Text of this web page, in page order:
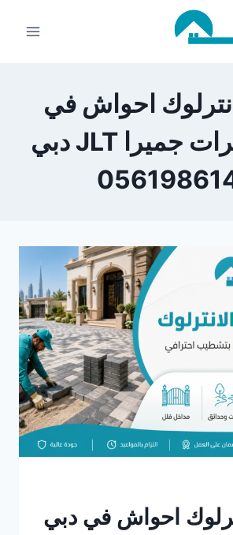
احواش في
أبراج بحيرات جميرا JLT دبي
احواش في دبي